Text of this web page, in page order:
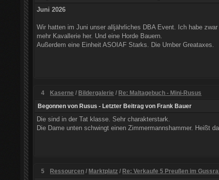
Juni 2026
Wir hatten im Juni unser alljährliches DBA Event. Ich habe
mehr Kavallerie her. Und eine Horde Bauern.
Außerdem eine Einheit ASOIAF Starks. Die Umber Greataxes.
4 Kaserne / Bildergalerie / Re: Maltagebuch - Mini-Rusus
Begonnen von Rusus - Letzter Beitrag von Frank Bauer
Die sind in der Tat klasse. Sehr charakterstark.
Die Dame unten schwingt einen Zimmermannshammer. Heißt
5 Ressourcen / Marktplatz / Re: Verkaufe 5 Preußen im